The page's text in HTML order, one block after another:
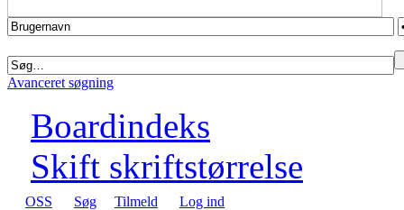
Avanceret søgning
Boardindeks
Skift skriftstørrelse
OSS Søg Tilmeld Log ind